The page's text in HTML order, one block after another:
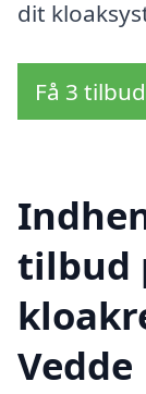
dit
Få 3
tilbud
Vedde